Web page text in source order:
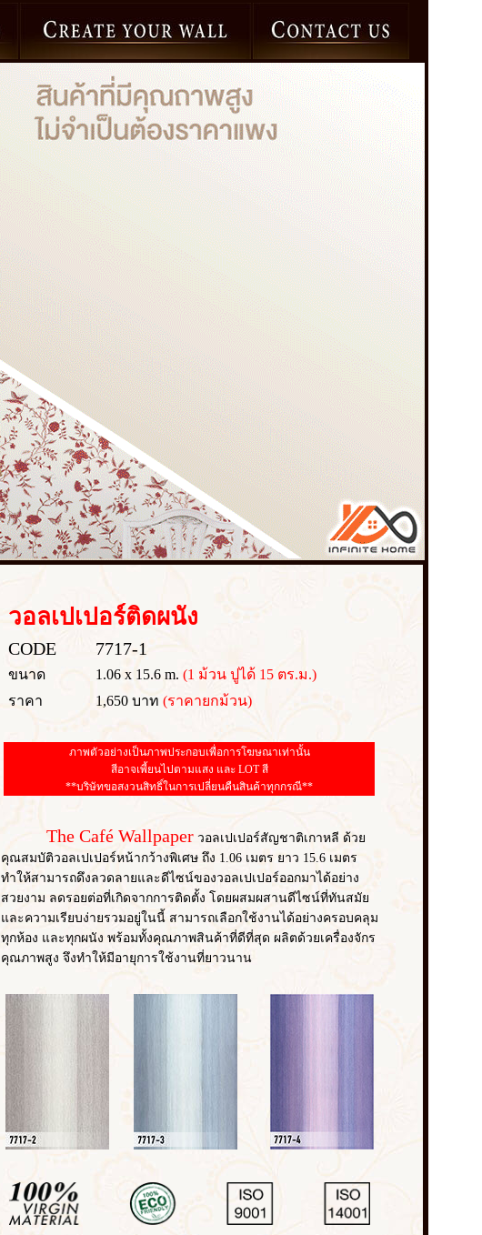
วอลเปเปอร์ติดผนัง
CODE 7717-1
ขนาด 1.06 x 15.6 m. (1 ม้วน ปูได้ 15 ตร.ม.)
ราคา
1,650 บาท (ราคายกม้วน)
ภาพตัวอย่างเป็นภาพประกอบเพื่อการโฆษณาเท่านั้น
สีอาจเพี้ยนไปตามแสง และ LOT สี
**บริษัทขอสงวนสิทธิ์ในการเปลี่ยนคืนสินค้าทุกกรณี**
The Café Wallpaper วอลเปเปอร์สัญชาติเกาหลี ด้วย
คุณสมบัติวอลเปเปอร์หน้ากว้างพิเศษ ถึง 1.06 เมตร ยาว 15.6 เมตร
ทำให้สามารถดึงลวดลายและดีไซน์ของวอลเปเปอร์ออกมาได้อย่าง
สวยงาม ลดรอยต่อที่เกิดจากการติดตั้ง โดยผสมผสานดีไซน์ที่ทันสมัย
และความเรียบง่ายรวมอยู่ในนี้ สามารถเลือกใช้งานได้อย่างครอบคลุม
ทุกห้อง และทุกผนัง พร้อมทั้งคุณภาพสินค้าที่ดีที่สุด ผลิตด้วยเครื่องจักร
คุณภาพสูง จึงทำให้มีอายุการใช้งานที่ยาวนาน